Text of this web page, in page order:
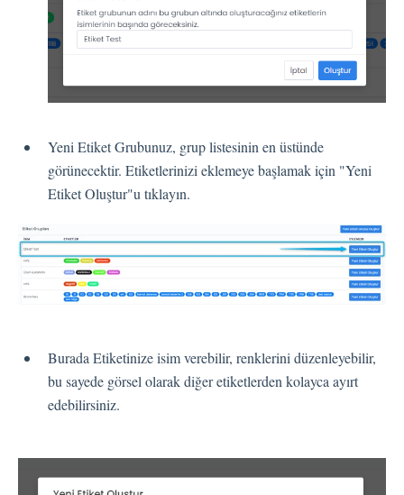
Etiket Grupları
Kullanıcı Bildirim Ayarları (E-posta, Masaüstü, Mobil)
Organizasyonel Yapı
Kişi Arama
Otomasyon
Entegrasyon
Çalışan Deneyimi (EX)
Öngörüler
Yeni Etiket Grubunuz, grup listesinin en üstünde
görünecektir. Etiketlerinizi eklemeye başlamak için "Yeni
Etiket Oluştur"u tıklayın.
Burada Etiketinize isim verebilir, renklerini düzenleyebilir,
bu sayede görsel olarak diğer etiketlerden kolayca ayırt
edebilirsiniz.